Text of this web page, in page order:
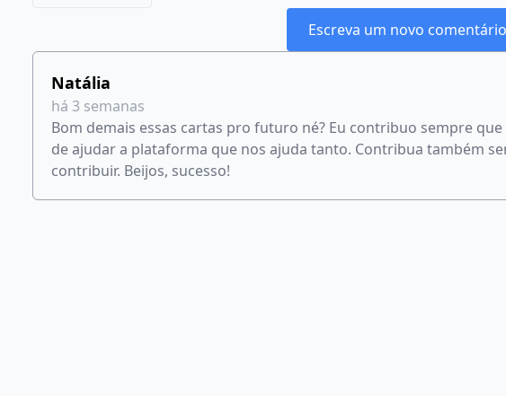
Escreva um novo comentário
Natália
há 3 semanas
Bom demais essas cartas pro futuro né? Eu contribuo sempre
de ajudar a plataforma que nos ajuda tanto. Contribua também
contribuir. Beijos, sucesso!